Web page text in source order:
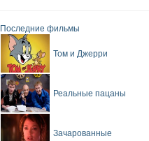
Последние фильмы
Том и Джерри
Реальные пацаны
Зачарованные